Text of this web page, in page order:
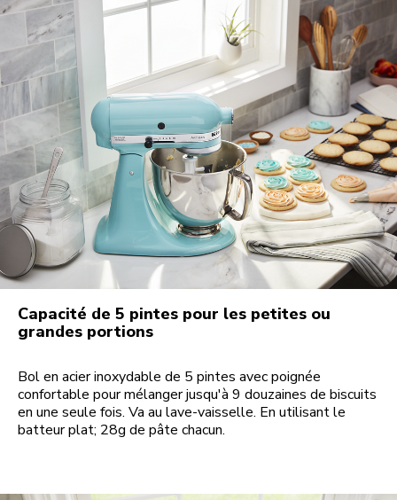
Capacité de 5 pintes pour les petites ou
grandes portions
Bol en acier inoxydable de 5 pintes avec poignée
confortable pour mélanger jusqu'à 9 douzaines de biscuits
en une seule fois. Va au lave-vaisselle. En utilisant le
batteur plat; 28g de pâte chacun.